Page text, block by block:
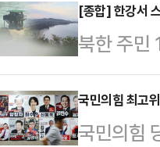
안 난 것'
다"라고
국회 본
라는 취지
기다.특히
되자 업계
다. 새 정
엇갈리는
[종합] 한강서
북한 주민
참모본부
다고 7일
인원을 발
국민의힘 최고
국민의힘